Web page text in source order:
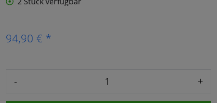
94,90 € *
- +